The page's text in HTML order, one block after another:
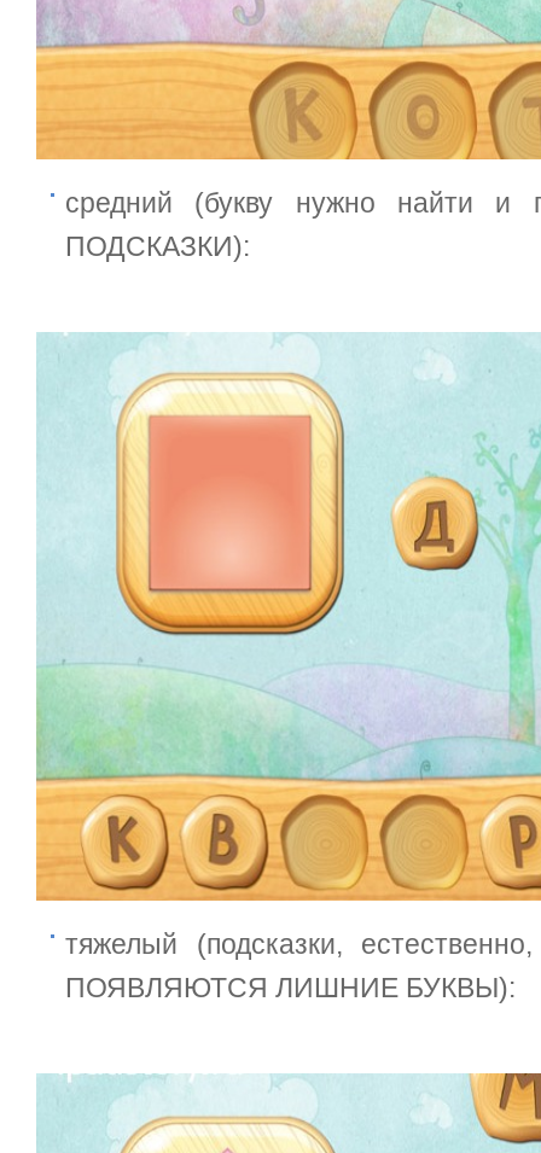
средний (букву нужно найти и
ПОДСКАЗКИ):
тяжелый (подсказки,
ПОЯВЛЯЮТСЯ ЛИШНИЕ БУКВЫ):